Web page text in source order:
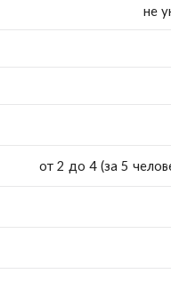
не
от 2 до 4 (за 5